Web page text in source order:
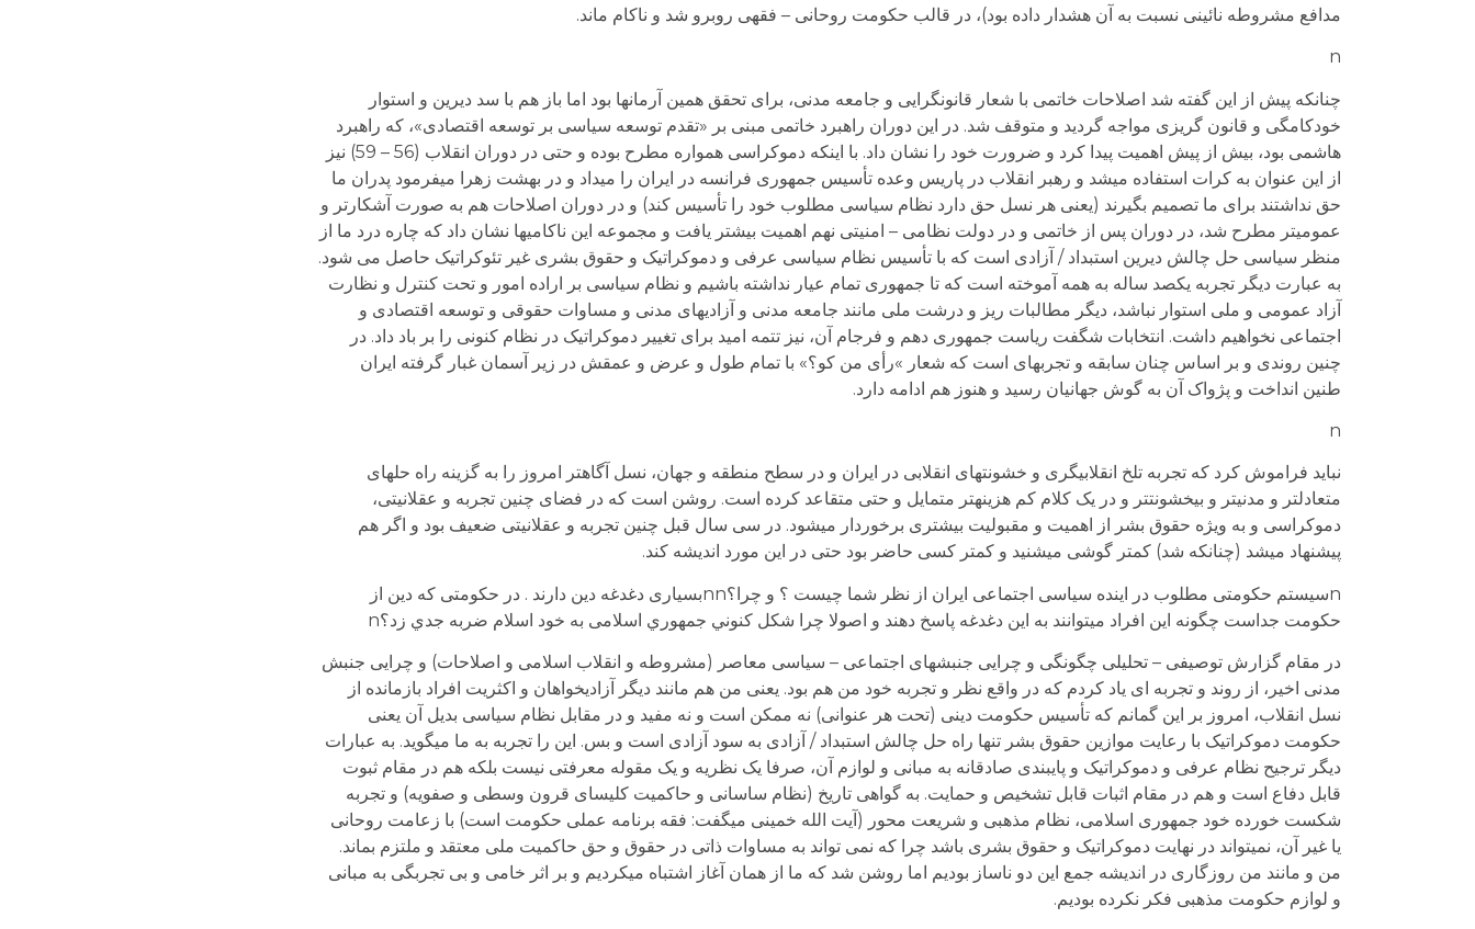
مدافع مشروطه نائینی نسبت به آن هشدار داده بود)، در قالب حکومت روحانی – فقهی روبرو شد و ناکام ماند.
n
چنانکه پیش از این گفته شد اصلاحات خاتمی با شعار قانونگرایی و جامعه مدنی، برای تحقق همین آرمانها بود اما باز هم با سد دیرین و استوار
خودکامگی و قانون گریزی مواجه گردید و متوقف شد. در این دوران راهبرد خاتمی مبنی بر «تقدم توسعه سیاسی بر توسعه اقتصادی»، که راهبرد
هاشمی بود، بیش از پیش اهمیت پیدا کرد و ضرورت خود را نشان داد. با اینکه دموکراسی همواره مطرح بوده و حتی در دوران انقلاب (56 – 59) نیز
از این عنوان به کرات استفاده می­شد و رهبر انقلاب در پاریس وعده تأسیس جمهوری فرانسه در ایران را می­داد و در بهشت زهرا می­فرمود پدران ما
حق نداشتند برای ما تصمیم بگیرند (یعنی هر نسل حق دارد نظام سیاسی مطلوب خود را تأسیس کند) و در دوران اصلاحات هم به صورت آشکار­تر و
عمومی­تر مطرح شد، در دوران پس از خاتمی و در دولت نظامی – امنیتی نهم اهمیت بیشتر یافت و مجموعه این ناکامی­ها نشان داد که چاره درد ما از
منظر سیاسی حل چالش دیرین استبداد / آزادی است که با تأسیس نظام سیاسی عرفی و دموکراتیک و حقوق بشری غیر تئوکراتیک حاصل می شود.
به عبارت دیگر تجربه یکصد ساله به همه آموخته است که تا جمهوری تمام عیار نداشته باشیم و نظام سیاسی بر اراده امور و تحت کنترل و نظارت
آزاد عمومی و ملی استوار نباشد، دیگر مطالبات ریز و درشت ملی مانند جامعه مدنی و آزادی­های مدنی و مساوات حقوقی و توسعه اقتصادی و
اجتماعی نخواهیم داشت. انتخابات شگفت ریاست جمهوری دهم و فرجام آن، نیز تتمه امید برای تغییر دموکراتیک در نظام کنونی را بر باد داد. در
چنین روندی و بر اساس چنان سابقه و تجربه­ای است که شعار »رأی من کو؟» با تمام طول و عرض و عمقش در زیر آسمان غبار گرفته ایران
طنین انداخت و پژواک آن به گوش جهانیان رسید و هنوز هم ادامه دارد.
n
نباید فراموش کرد که تجربه تلخ انقلابی­گری و خشونت­های انقلابی در ایران و در سطح منطقه و جهان، نسل آگاه­تر امروز را به گزینه راه حل­های
متعادل­تر و مدنی­تر و بی­خشونت­تر و در یک کلام کم هزینه­تر متمایل و حتی متقاعد کرده است. روشن است که در فضای چنین تجربه و عقلانیتی،
دموکراسی و به ویژه حقوق بشر از اهمیت و مقبولیت بیشتری برخوردار می­شود. در سی سال قبل چنین تجربه و عقلانیتی ضعیف بود و اگر هم
پیشنهاد می­شد (چنانکه شد) کمتر گوشی می­شنید و کمتر کسی حاضر بود حتی در این مورد اندیشه کند.
nسیستم حکومتی مطلوب در اینده سياسی اجتماعی ایران از نظر شما چيست ؟ و چرا؟nnبسياری دغدغه دين دارند . در حکومتی که دین از
حکومت جداست چگونه اين افراد ميتوانند به این دغدغه پاسخ دهند و اصولا چرا شکل کنوني جمهوري اسلامی به خود اسلام ضربه جدي زد؟n
در مقام گزارش توصیفی – تحلیلی چگونگی و چرایی جنبش­های اجتماعی – سیاسی معاصر (مشروطه و انقلاب اسلامی و اصلاحات) و چرایی جنبش
مدنی اخیر، از روند و تجربه ای یاد کردم که در واقع نظر و تجربه خود من هم بود. یعنی من هم مانند دیگر آزادی­خواهان و اکثریت افراد بازمانده از
نسل انقلاب، امروز بر این گمانم که تأسیس حکومت دینی (تحت هر عنوانی) نه ممکن است و نه مفید و در مقابل نظام سیاسی بدیل آن یعنی
حکومت دموکراتیک با رعایت موازین حقوق بشر تنها راه حل چالش استبداد / آزادی به سود آزادی است و بس. این را تجربه به ما می­گوید. به عبارات
دیگر ترجیح نظام عرفی و دموکراتیک و پایبندی صادقانه به مبانی و لوازم آن، صرفا یک نظریه و یک مقوله معرفتی نیست بلکه هم در مقام ثبوت
قابل دفاع است و هم در مقام اثبات قابل تشخیص و حمایت. به گواهی تاریخ (نظام ساسانی و حاکمیت کلیسای قرون وسطی و صفویه) و تجربه
شکست خورده خود جمهوری اسلامی، نظام مذهبی و شریعت محور (آیت الله خمینی می­گفت: فقه برنامه عملی حکومت است) با زعامت روحانی
یا غیر آن، نمی­تواند در نهایت دموکراتیک و حقوق بشری باشد چرا که نمی تواند به مساوات ذاتی در حقوق و حق حاکمیت ملی معتقد و ملتزم بماند.
من و مانند من روزگاری در اندیشه جمع این دو ناساز بودیم اما روشن شد که ما از همان آغاز اشتباه می­کردیم و بر اثر خامی و بی تجربگی به مبانی
و لوازم حکومت مذهبی فکر نکرده بودیم.